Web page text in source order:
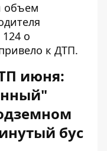
объем
о
к ДТП.
июня:
бус